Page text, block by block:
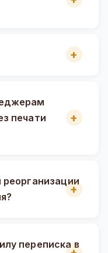
печати
переписка в